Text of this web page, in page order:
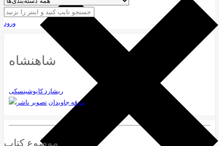
ورود
شاهنشاه
ریشارد کاپوشینسکی
بدرقه جاویدان
موضوع کتاب